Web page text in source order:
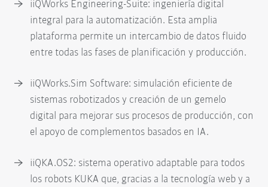
iiQWorks Engineering-Suite: ingeniería digital
integral para la automatización. Esta amplia
plataforma permite un intercambio de datos fluido
entre todas las fases de planificación y producción.
iiQWorks.Sim Software: simulación eficiente de
sistemas robotizados y creación de un gemelo
digital para mejorar sus procesos de producción, con
el apoyo de complementos basados en IA.
iiQKA.OS2: sistema operativo adaptable para todos
los robots KUKA que, gracias a la tecnología web y a